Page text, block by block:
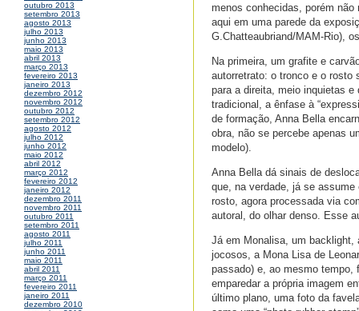
outubro 2013
setembro 2013
agosto 2013
julho 2013
junho 2013
maio 2013
abril 2013
março 2013
fevereiro 2013
janeiro 2013
dezembro 2012
novembro 2012
outubro 2012
setembro 2012
agosto 2012
julho 2012
junho 2012
maio 2012
abril 2012
março 2012
fevereiro 2012
janeiro 2012
dezembro 2011
novembro 2011
outubro 2011
setembro 2011
agosto 2011
julho 2011
junho 2011
maio 2011
abril 2011
março 2011
fevereiro 2011
janeiro 2011
dezembro 2010
menos conhecidas, porém
aqui em uma parede da
G.Chatteaubriand/MAM-Rio),
Na primeira, um grafite e
autorretrato: o tronco e o
para a direita, meio inquietas
tradicional, a ênfase à
de formação, Anna Bella
obra, não se percebe apenas
modelo).
Anna Bella dá sinais de
que, na verdade, já se
rosto, agora processada via
autoral, do olhar denso. Esse
Já em Monalisa, um backlight,
jocosos, a Mona Lisa de
passado) e, ao mesmo tempo,
emparedar a própria imagem
último plano, uma foto da